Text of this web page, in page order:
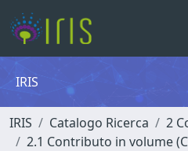
IRIS
IRIS Catalogo Ricerca
2
2.1 Contributo in volume